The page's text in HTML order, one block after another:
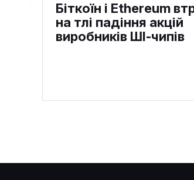
Біткоїн і Ethereum
на тлі падіння акцій
виробників ШІ-чипів